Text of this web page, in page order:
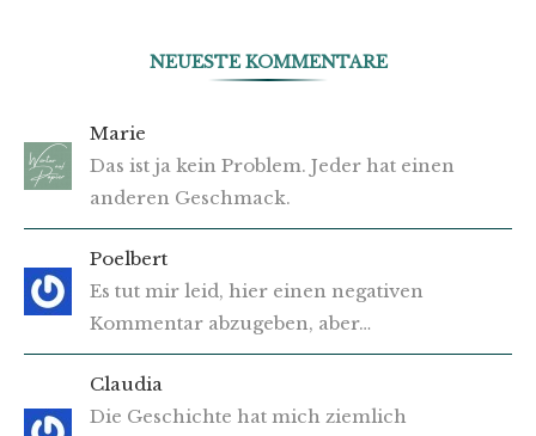
NEUESTE KOMMENTARE
Marie
Das ist ja kein Problem. Jeder hat einen
anderen Geschmack.
Poelbert
Es tut mir leid, hier einen negativen
Kommentar abzugeben, aber…
Claudia
Die Geschichte hat mich ziemlich